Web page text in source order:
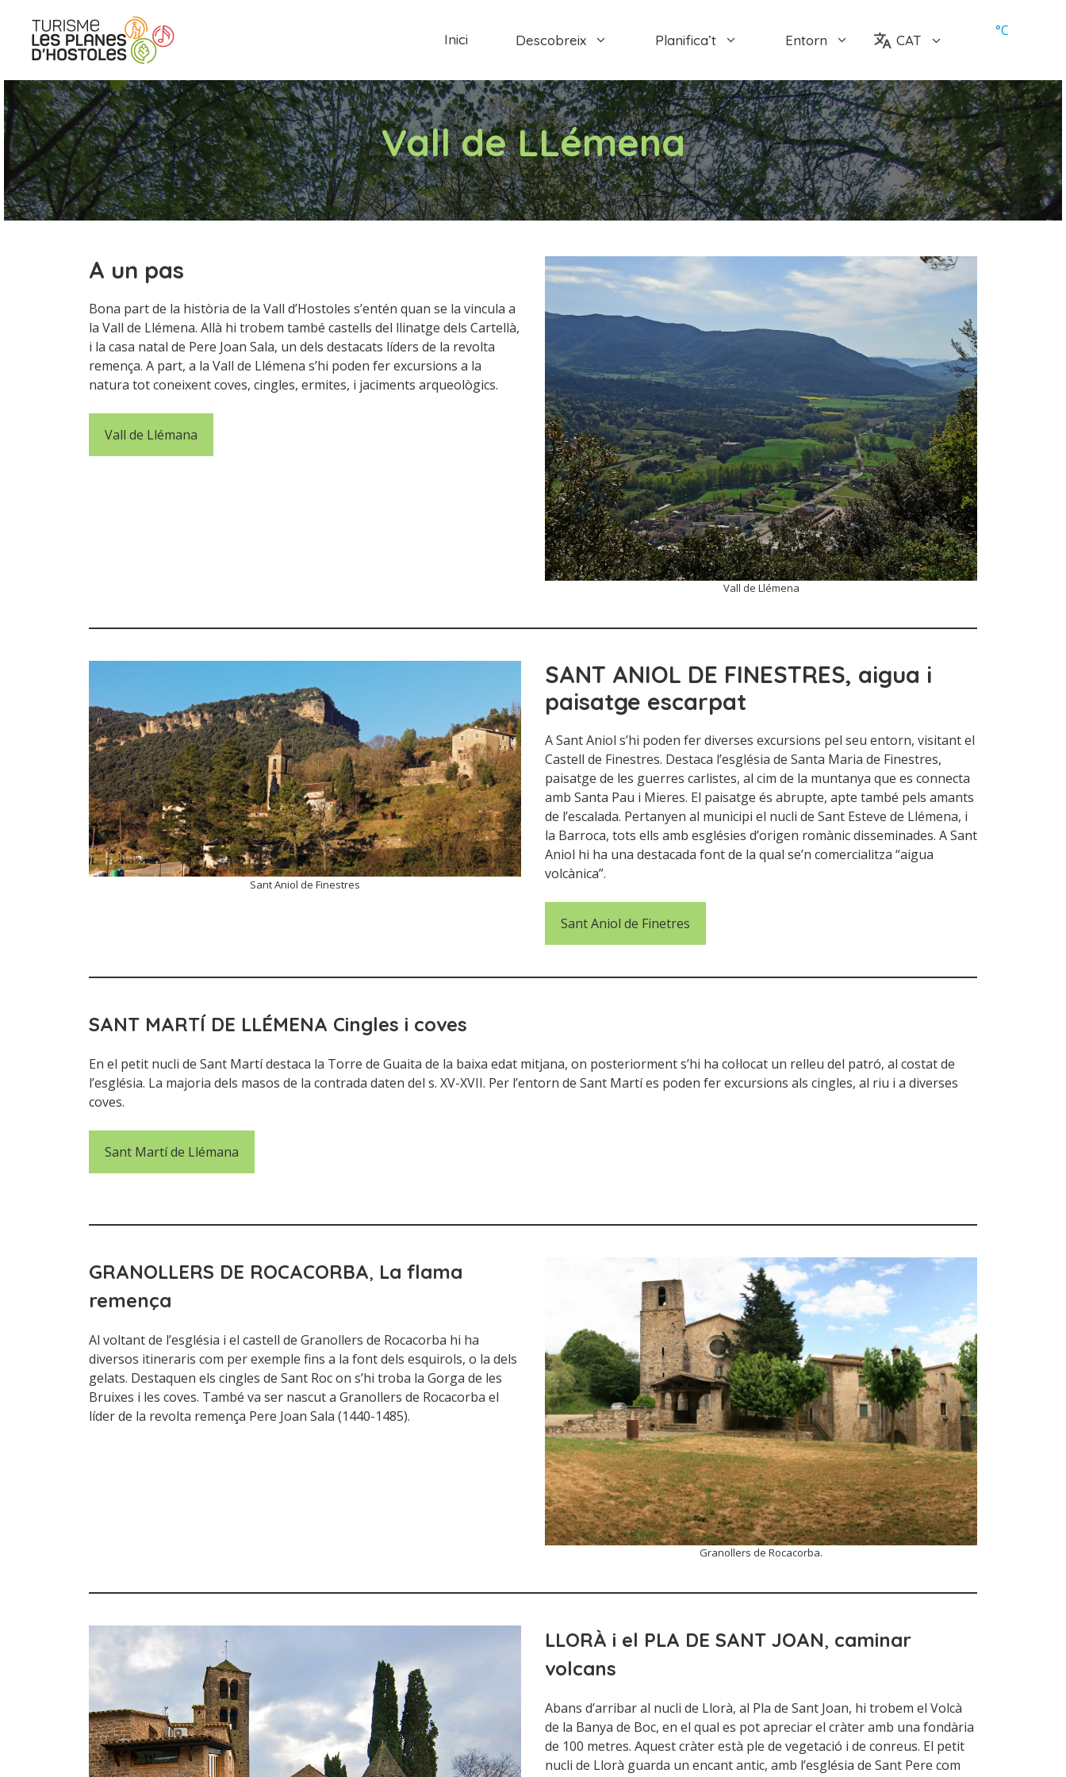
contingut
Inici Descobreix Planifica’t Entorn CAT
°C
Vall de LLémena
A un pas
Bona part de la història de la Vall d’Hostoles s’entén quan se la vincula a
la Vall de Llémena. Allà hi trobem també castells del llinatge dels Cartellà,
i la casa natal de Pere Joan Sala, un dels destacats líders de la revolta
remença. A part, a la Vall de Llémena s’hi poden fer excursions a la
natura tot coneixent coves, cingles, ermites, i jaciments arqueològics.
Vall de Llémana
Vall de Llémena
Sant Aniol de Finestres
SANT ANIOL DE FINESTRES, aigua i
paisatge escarpat
A Sant Aniol s’hi poden fer diverses excursions pel seu entorn, visitant el
Castell de Finestres. Destaca l’església de Santa Maria de Finestres,
paisatge de les guerres carlistes, al cim de la muntanya que es connecta
amb Santa Pau i Mieres. El paisatge és abrupte, apte també pels amants
de l’escalada. Pertanyen al municipi el nucli de Sant Esteve de Llémena, i
la Barroca, tots ells amb esglésies d’origen romànic disseminades. A Sant
Aniol hi ha una destacada font de la qual se’n comercialitza “aigua
volcànica”.
Sant Aniol de Finetres
SANT MARTÍ DE LLÉMENA Cingles i coves
En el petit nucli de Sant Martí destaca la Torre de Guaita de la baixa edat mitjana, on posteriorment s’hi ha col·locat un relleu del patró, al costat de
l’església. La majoria dels masos de la contrada daten del s. XV-XVII. Per l’entorn de Sant Martí es poden fer excursions als cingles, al riu i a diverses
coves.
Sant Martí de Llémana
GRANOLLERS DE ROCACORBA, La flama
remença
Al voltant de l’església i el castell de Granollers de Rocacorba hi ha
diversos itineraris com per exemple fins a la font dels esquirols, o la dels
gelats. Destaquen els cingles de Sant Roc on s’hi troba la Gorga de les
Bruixes i les coves. També va ser nascut a Granollers de Rocacorba el
líder de la revolta remença Pere Joan Sala (1440-1485).
Granollers de Rocacorba.
LLORÀ i el PLA DE SANT JOAN, caminar
volcans
Abans d’arribar al nucli de Llorà, al Pla de Sant Joan, hi trobem el Volcà
de la Banya de Boc, en el qual es pot apreciar el cràter amb una fondària
de 100 metres. Aquest cràter està ple de vegetació i de conreus. El petit
nucli de Llorà guarda un encant antic, amb l’església de Sant Pere com